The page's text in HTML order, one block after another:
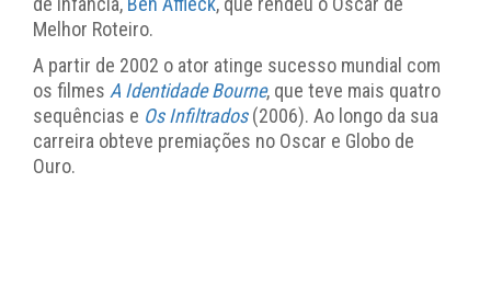
Melhor Roteiro.
A partir de 2002 o ator atinge sucesso mundial com
os filmes A Identidade Bourne, que teve mais quatro
sequências e Os Infiltrados(2006). Ao longo da sua
carreira obteve premiações no Oscar e Globo de
Ouro.